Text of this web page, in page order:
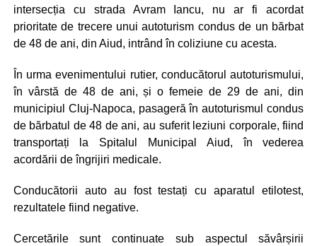
intersecția cu strada Avram Iancu, nu ar fi acordat
prioritate de trecere unui autoturism condus de un bărbat
de 48 de ani, din Aiud, intrând în coliziune cu acesta.
În urma evenimentului rutier, conducătorul autoturismului,
în vârstă de 48 de ani, și o femeie de 29 de ani, din
municipiul Cluj-Napoca, pasageră în autoturismul condus
de bărbatul de 48 de ani, au suferit leziuni corporale, fiind
transportați la Spitalul Municipal Aiud, în vederea
acordării de îngrijiri medicale.
Conducătorii auto au fost testați cu aparatul etilotest,
rezultatele fiind negative.
Cercetările sunt continuate sub aspectul săvârșirii